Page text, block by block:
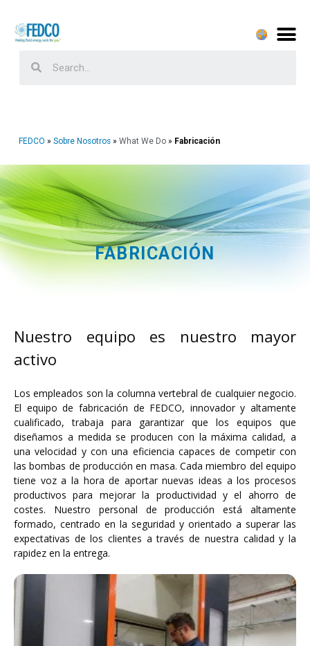
FEDCO Sobre Nosotros What We Do Fabricación
FABRICACIÓN
Nuestro equipo es nuestro mayor
activo
Los empleados son la columna vertebral de cualquier negocio.
El equipo de fabricación de FEDCO, innovador y altamente
cualificado, trabaja para garantizar que los equipos que
diseñamos a medida se producen con la máxima calidad, a
una velocidad y con una eficiencia capaces de competir con
las bombas de producción en masa. Cada miembro del equipo
tiene voz a la hora de aportar nuevas ideas a los procesos
productivos para mejorar la productividad y el ahorro de
costes. Nuestro personal de producción está altamente
formado, centrado en la seguridad y orientado a superar las
expectativas de los clientes a través de nuestra calidad y la
rapidez en la entrega.